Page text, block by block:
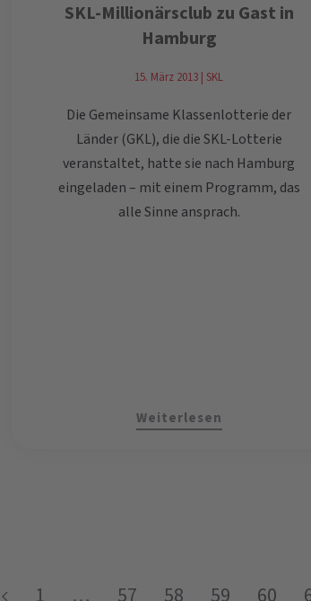
SKL-Millionärsclub zu Gast in
Hamburg
15. März 2013 | SKL
Die Gemeinsame Klassenlotterie der
Länder (GKL), die die SKL-Lotterie
veranstaltet, hatte sie nach Hamburg
eingeladen – mit einem Programm, das
alle Sinne ansprach.
Weiterlesen